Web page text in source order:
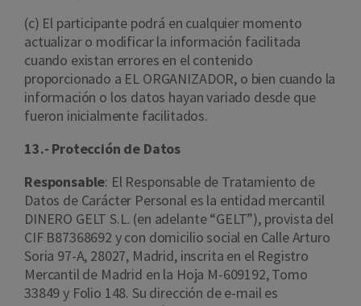
(c) El participante podrá en cualquier momento
actualizar o modificar la información facilitada
cuando existan errores en el contenido
proporcionado a EL ORGANIZADOR, o bien cuando la
información o los datos hayan variado desde que
fueron inicialmente facilitados.
13.- Protección de Datos
Responsable: El Responsable de Tratamiento de
Datos de Carácter Personal es la entidad mercantil
DINERO GELT S.L. (en adelante “GELT”), provista del
CIF B87368692 y con domicilio social en Calle Arturo
Soria 97-A, 28027, Madrid, inscrita en el Registro
Mercantil de Madrid en la Hoja M-609192, Tomo
33849 y Folio 148. Su dirección de e-mail es